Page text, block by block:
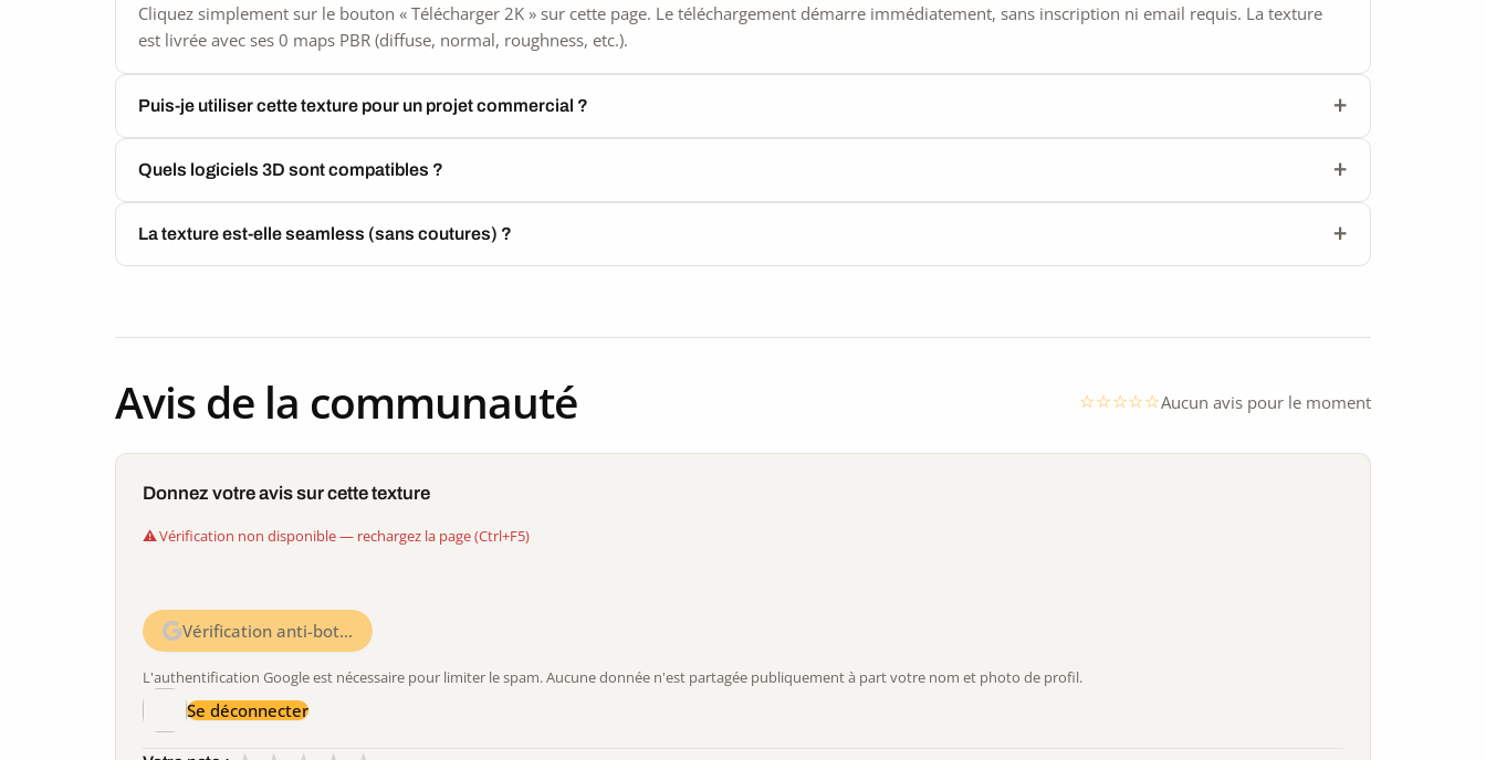
Cliquez simplement sur le bouton « Télécharger 2K » sur cette page. Le téléchargement démarre immédiatement, sans inscription ni email requis. La texture
est livrée avec ses 0 maps PBR (diffuse, normal, roughness, etc.).
Puis-je utiliser cette texture pour un projet commercial ?
Quels logiciels 3D sont compatibles ?
La texture est-elle seamless (sans coutures) ?
Avis de la communauté Aucun avis pour le moment
Donnez votre avis sur cette texture
Vérification non disponible — rechargez la page (Ctrl+F5)
Vérification anti-bot…
L'authentification Google est nécessaire pour limiter le spam. Aucune donnée n'est partagée publiquement à part votre nom et photo de profil.
Se déconnecter